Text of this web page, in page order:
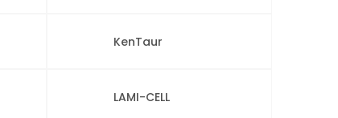
KenTaur
LAMI-CELL